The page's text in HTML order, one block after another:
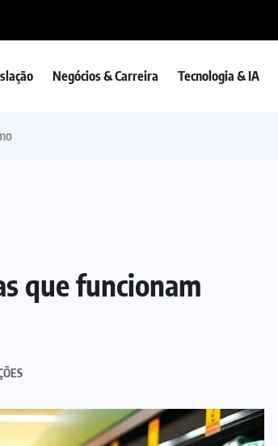
Negócios & Carreira Tecnologia & IA
que funcionam